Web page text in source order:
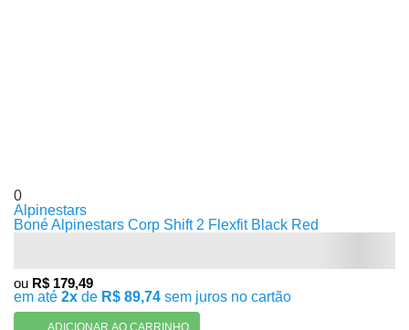
0
Alpinestars
Boné Alpinestars Corp Shift 2 Flexfit Black Red
ou R$ 179,49
em até 2x de R$ 89,74 sem juros no cartão